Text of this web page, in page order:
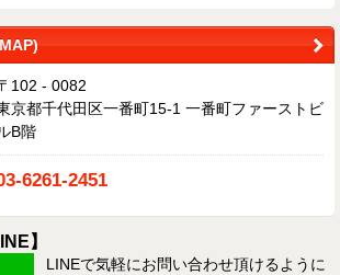
102 - 0082
京都千代田区一番町15-1 一番町ファーストビ
B階
6261-2451
】
LINEで気軽にお問い合わせ頂けるように